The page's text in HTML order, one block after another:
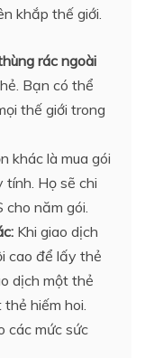
khắp thế giới.
rác ngoài
Bạn có thể
thế giới trong
khác là mua gói
tính. Họ sẽ chi
năm gói.
Khi giao dịch
cao để lấy thẻ
dịch một thẻ
hiếm hoi.
các mức sức